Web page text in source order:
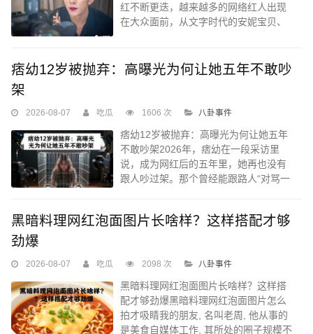
红不断更迭，越来越多的网络红人出现
在大众面前，从文字时代的安妮宝贝、
痞幼12岁被抛弃：高曝光为何让她五年不敢吵
架
2026-08-07 吃瓜 1606 次 八卦事件
痞幼12岁被抛弃：高曝光为何让她五年
不敢吵架2026年，痞幼在一段采访里
说，成为网红后的五年里，她再也没有
跟人吵过架。那个曾经能跟路人“对骂一
黑暗料理网红泡面图片长啥样？这样搭配才够
劲爆
2026-08-07 吃瓜 2098 次 八卦事件
黑暗料理网红泡面图片长啥样？这样搭
配才够劲爆黑暗料理网红泡面图片怎么
拍才吸睛我的朋友, 名叫老周, 他从事的
是美食自媒体工作, 其所处的圈子规模不